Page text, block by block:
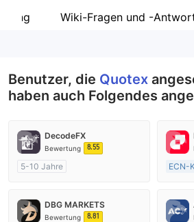
UnternehmenWiki-Fragen und -
Benutzer, die Quotex
haben auch Folgendes
DecodeFX
Bewertung 8.55
5-10 Jahre
Market Making (MM)
MT4-Volllizenz
ECN-
MT4-
DBG MARKETS
Bewertung 8.81